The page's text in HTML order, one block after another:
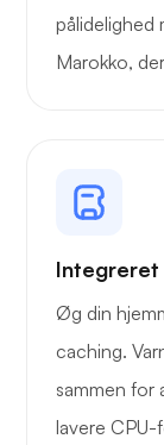
pålidelighed
Marokko,
Øg din
caching.
sammen for
lavere